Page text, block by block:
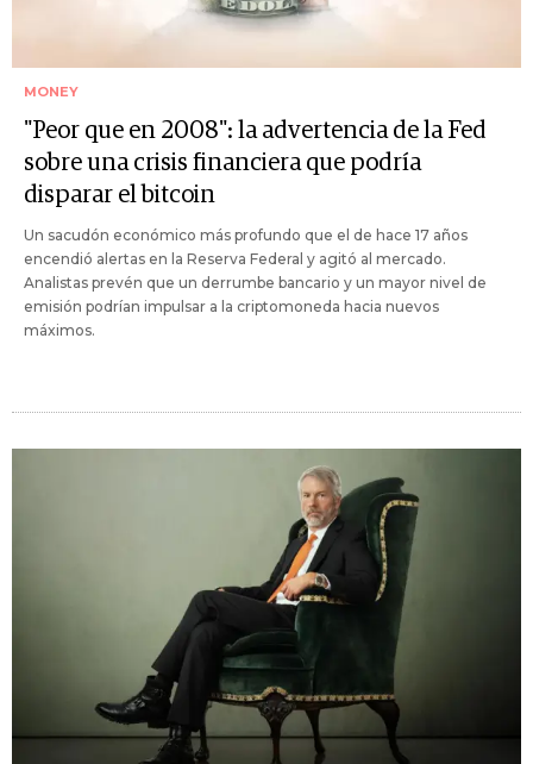
MONEY
"Peor que en 2008": la advertencia de la Fed
sobre una crisis financiera que podría
disparar el bitcoin
Un sacudón económico más profundo que el de hace 17 años
encendió alertas en la Reserva Federal y agitó al mercado.
Analistas prevén que un derrumbe bancario y un mayor nivel de
emisión podrían impulsar a la criptomoneda hacia nuevos
máximos.